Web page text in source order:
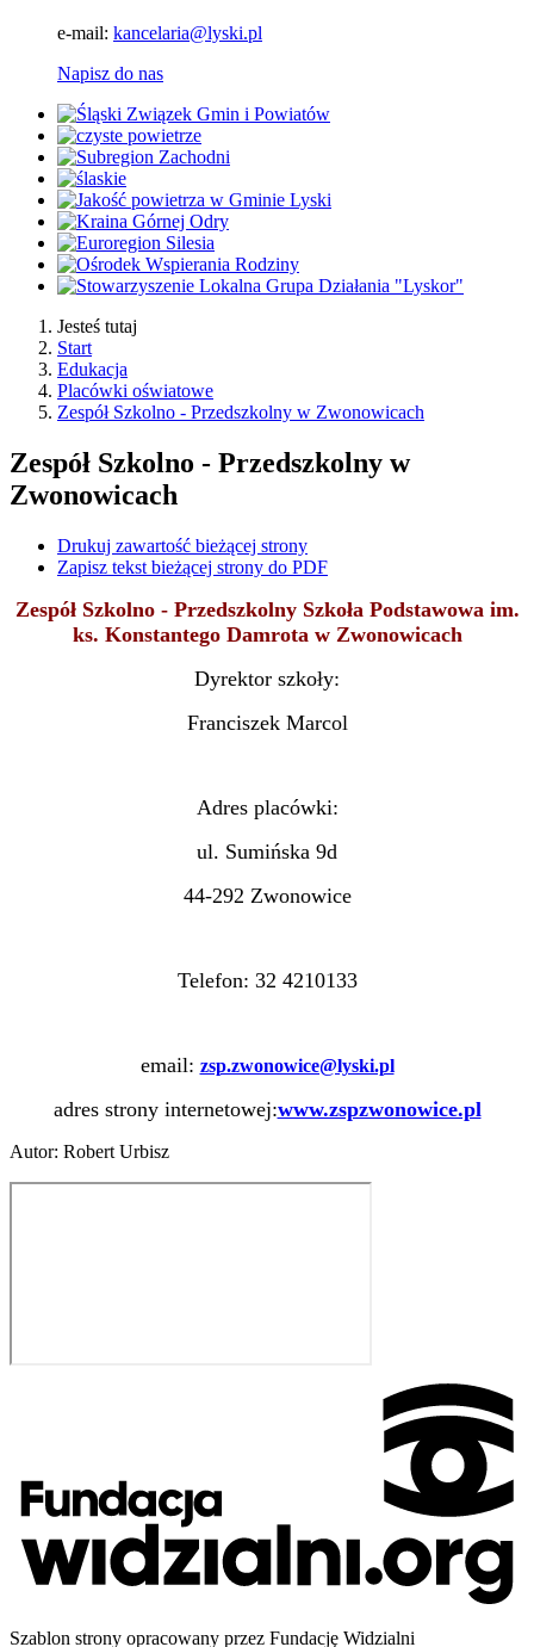
e-mail: kancelaria@lyski.pl
Napisz do nas
Jesteś tutaj
Start
Edukacja
Placówki oświatowe
Zespół Szkolno - Przedszkolny w Zwonowicach
Zespół Szkolno - Przedszkolny w
Zwonowicach
Drukuj zawartość bieżącej strony
Zapisz tekst bieżącej strony do PDF
Zespół Szkolno - Przedszkolny Szkoła Podstawowa im.
ks. Konstantego Damrota w Zwonowicach
Dyrektor szkoły:
Franciszek Marcol
Adres placówki:
ul. Sumińska 9d
44-292 Zwonowice
Telefon: 32 4210133
email: zsp.zwonowice@lyski.pl
adres strony internetowej:www.zspzwonowice.pl
Autor: Robert Urbisz
Szablon strony opracowany przez Fundację Widzialni